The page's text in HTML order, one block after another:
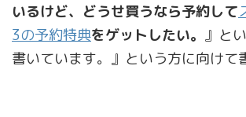
いるけど、どうせ買うなら予約して
3の予約特典をゲットしたい。 』と
書いています。』という方に向けて